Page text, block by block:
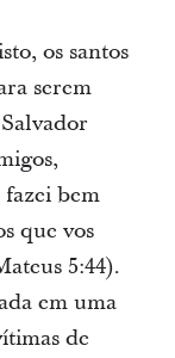
os santos
serem
bem
que vos
5:44).
em uma
de